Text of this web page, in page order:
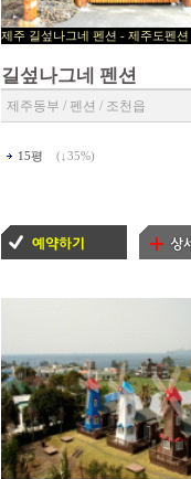
제주 길섶나그네 펜션 -
길섶나그네 펜션
제주동부 / 펜션 / 조천읍
15평 (↓ 35%)